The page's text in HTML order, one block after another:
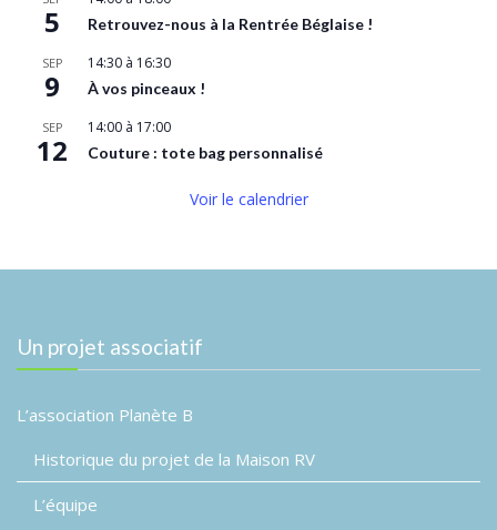
5
Retrouvez-nous à la Rentrée Béglaise !
SEP
9
14:30 à 16:30
À vos pinceaux !
SEP
12
14:00 à 17:00
Couture : tote bag personnalisé
Voir le calendrier
Un projet associatif
L’association Planète B
Historique du projet de la Maison RV
L’équipe